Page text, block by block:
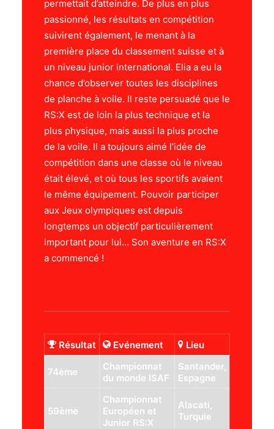
permettait d’atteindre. De plus en plus
passionné, les résultats en compétition
suivirent également, le menant à la
première place du classement suisse et à
un niveau junior international. Elia a eu la
chance d’observer toutes les disciplines
de planche à voile. Il reste persuadé que le
RS:X est de loin la plus technique et la
plus physique, mais aussi la plus proche
de la voile. Il a toujours aimé l’idée de
compétition dans une classe où le niveau
était élevé, et où tous les sportifs avaient
le même équipement. Pouvoir participer
aux Jeux olympiques est depuis
longtemps un objectif particulièrement
important pour lui… Son aventure en RS:X
a commencé !
Résultat Evénement Lieu
74ème
Championnat
du monde ISAF
Santander,
Espagne
59ème
Championnat
Européen et
Junior RS:X
Alacati,
Turquie